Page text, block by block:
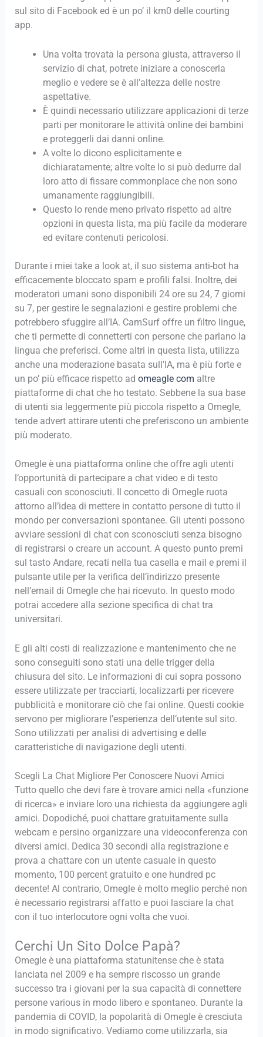
sul sito di Facebook ed è un po’ il km0 delle courting
app.
Una volta trovata la persona giusta, attraverso il
servizio di chat, potrete iniziare a conoscerla
meglio e vedere se è all’altezza delle nostre
aspettative.
È quindi necessario utilizzare applicazioni di terze
parti per monitorare le attività online dei bambini
e proteggerli dai danni online.
A volte lo dicono esplicitamente e
dichiaratamente; altre volte lo si può dedurre dal
loro atto di fissare commonplace che non sono
umanamente raggiungibili.
Questo lo rende meno privato rispetto ad altre
opzioni in questa lista, ma più facile da moderare
ed evitare contenuti pericolosi.
Durante i miei take a look at, il suo sistema anti-bot ha
efficacemente bloccato spam e profili falsi. Inoltre, dei
moderatori umani sono disponibili 24 ore su 24, 7 giorni
su 7, per gestire le segnalazioni e gestire problemi che
potrebbero sfuggire all’IA. CamSurf offre un filtro lingue,
che ti permette di connetterti con persone che parlano la
lingua che preferisci. Come altri in questa lista, utilizza
anche una moderazione basata sull’IA, ma è più forte e
un po’ più efficace rispetto ad omeagle com altre
piattaforme di chat che ho testato. Sebbene la sua base
di utenti sia leggermente più piccola rispetto a Omegle,
tende advert attirare utenti che preferiscono un ambiente
più moderato.
Omegle è una piattaforma online che offre agli utenti
l’opportunità di partecipare a chat video e di testo
casuali con sconosciuti. Il concetto di Omegle ruota
attorno all’idea di mettere in contatto persone di tutto il
mondo per conversazioni spontanee. Gli utenti possono
avviare sessioni di chat con sconosciuti senza bisogno
di registrarsi o creare un account. A questo punto premi
sul tasto Andare, recati nella tua casella e mail e premi il
pulsante utile per la verifica dell’indirizzo presente
nell’email di Omegle che hai ricevuto. In questo modo
potrai accedere alla sezione specifica di chat tra
universitari.
E gli alti costi di realizzazione e mantenimento che ne
sono conseguiti sono stati una delle trigger della
chiusura del sito. Le informazioni di cui sopra possono
essere utilizzate per tracciarti, localizzarti per ricevere
pubblicità e monitorare ciò che fai online. Questi cookie
servono per migliorare l’esperienza dell’utente sul sito.
Sono utilizzati per analisi di advertising e delle
caratteristiche di navigazione degli utenti.
Scegli La Chat Migliore Per Conoscere Nuovi Amici
Tutto quello che devi fare è trovare amici nella «funzione
di ricerca» e inviare loro una richiesta da aggiungere agli
amici. Dopodiché, puoi chattare gratuitamente sulla
webcam e persino organizzare una videoconferenza con
diversi amici. Dedica 30 secondi alla registrazione e
prova a chattare con un utente casuale in questo
momento, 100 percent gratuito e one hundred pc
decente! Al contrario, Omegle è molto meglio perché non
è necessario registrarsi affatto e puoi lasciare la chat
con il tuo interlocutore ogni volta che vuoi.
Cerchi Un Sito Dolce Papà?
Omegle è una piattaforma statunitense che è stata
lanciata nel 2009 e ha sempre riscosso un grande
successo tra i giovani per la sua capacità di connettere
persone various in modo libero e spontaneo. Durante la
pandemia di COVID, la popolarità di Omegle è cresciuta
in modo significativo. Vediamo come utilizzarla, sia